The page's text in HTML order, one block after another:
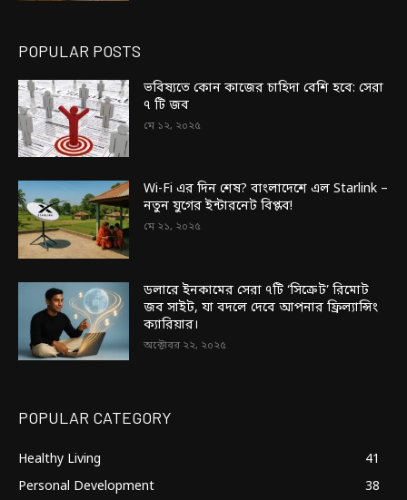
POPULAR POSTS
ভবিষ্যতে কোন কাজের চাহিদা বেশি হবে: সেরা
৭ টি জব
মে ১২, ২০২৫
Wi-Fi এর দিন শেষ? বাংলাদেশে এল Starlink –
নতুন যুগের ইন্টারনেট বিপ্লব!
মে ২১, ২০২৫
ডলারে ইনকামের সেরা ৭টি ‘সিক্রেট’ রিমোট
জব সাইট, যা বদলে দেবে আপনার ফ্রিল্যান্সিং
ক্যারিয়ার।
অক্টোবর ২২, ২০২৫
POPULAR CATEGORY
Healthy Living
41
Personal Development
38